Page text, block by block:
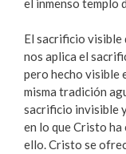
el inmenso templo
El sacrificio visible
nos aplica el
pero hecho visible
misma tradición
sacrificio invisible
en lo que Cristo ha
ello. Cristo se